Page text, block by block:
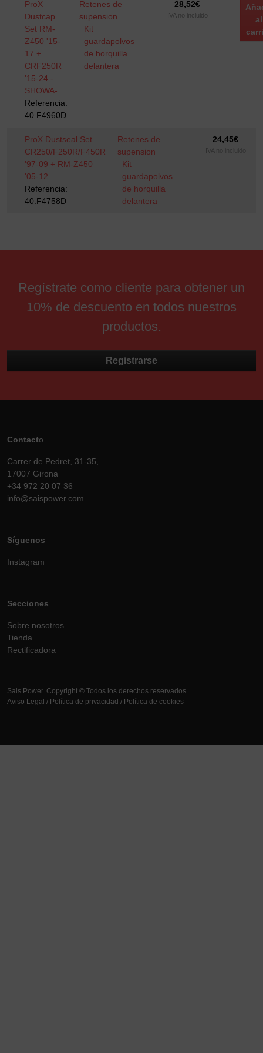
ProX
Dustcap
Set RM-
Z450 '15-
17 +
CRF250R
'15-24 -
SHOWA-
Referencia:
40.F4960D
Retenes de
supension
Kit
guardapolvos
de horquilla
delantera
28,52€
IVA no incluido
al
ProX Dustseal Set
CR250/F250R/F450R
'97-09 + RM-Z450
'05-12
Referencia:
40.F4758D
Retenes de
supension
Kit
guardapolvos
de horquilla
delantera
24,45€
IVA no incluido
Regístrate como cliente para obtener un
10% de descuento en todos nuestros
productos.
Registrarse
Contacto
Carrer de Pedret, 31-35,
17007 Girona
+34 972 20 07 36
info@saispower.com
Síguenos
Instagram
Secciones
Sobre nosotros
Tienda
Rectificadora
Sais Power. Copyright © Todos los derechos reservados.
Aviso Legal / Política de privacidad / Política de cookies